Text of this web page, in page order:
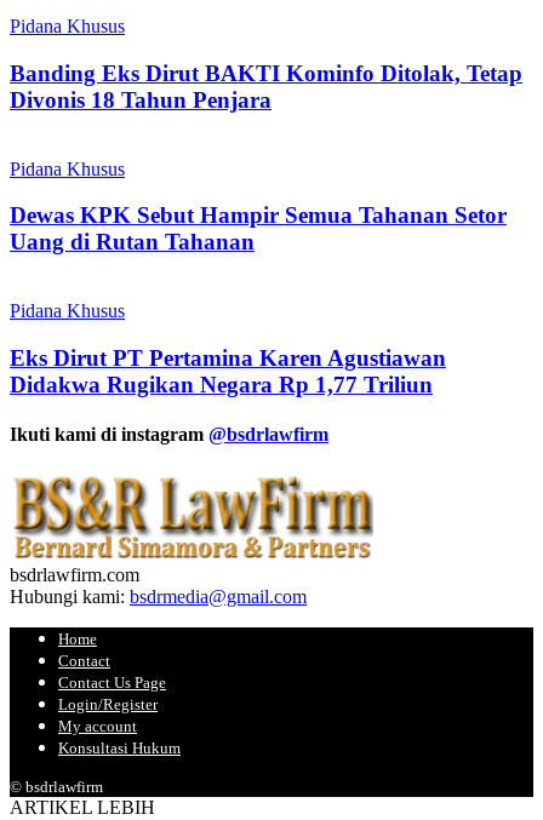
Pidana Khusus
Banding Eks Dirut BAKTI Kominfo Ditolak, Tetap
Divonis 18 Tahun Penjara
Pidana Khusus
Dewas KPK Sebut Hampir Semua Tahanan Setor
Uang di Rutan Tahanan
Pidana Khusus
Eks Dirut PT Pertamina Karen Agustiawan
Didakwa Rugikan Negara Rp 1,77 Triliun
Ikuti kami di instagram @bsdrlawfirm
bsdrlawfirm.com
Hubungi kami: bsdrmedia@gmail.com
Home
Contact
Contact Us Page
Login/Register
My account
Konsultasi Hukum
© bsdrlawfirm
ARTIKEL LEBIH